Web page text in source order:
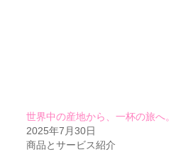
世界中の産地から、一杯の旅へ。
2025年7月30日
商品とサービス紹介